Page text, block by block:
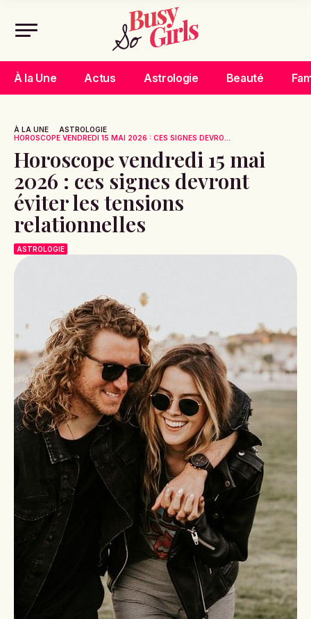
À la Une Actus Astrologie Beauté
À LA UNE
ASTROLOGIE
HOROSCOPE VENDREDI 15 MAI 2026 : CES SIGNES DEVRO...
Horoscope vendredi 15 mai
2026 : ces signes devront
éviter les tensions
relationnelles
ASTROLOGIE